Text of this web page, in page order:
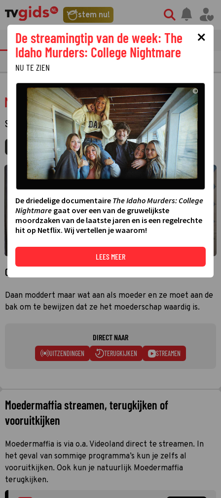
stem nu!
tvgids streaming nieuws
PRIMETIME GEMIST
Moedermaffia
SERIE · KOMEDIE · 3 SEIZOENEN
MIJNGIDS AGENDA DELEN
Over Moedermaffia
Daan moddert maar wat aan als moeder en ze moet aan de
bak om te bewijzen dat ze het moederschap waardig is.
DIRECT NAAR
UITZENDINGEN TERUGKIJKEN STREAMEN
Moedermaffia streamen, terugkijken of
vooruitkijken
Moedermaffia is via o.a. Videoland direct te streamen. In
het geval van sommige programma’s kun je zelfs al
vooruitkijken. Ook kun je natuurlijk Moedermaffia
terugkijken.
×
De streamingtip van de week: The
Idaho Murders: College Nightmare
NU TE ZIEN
©
De driedelige documentaire The Idaho Murders: College
Nightmare gaat over een van de gruwelijkste
moordzaken van de laatste jaren en is een regelrechte
hit op Netflix. Wij vertellen je waarom!
LEES MEER